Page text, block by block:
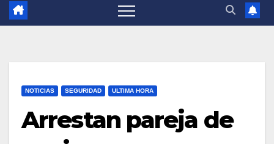
NOTICIAS SEGURIDAD ULTIMA HORA
Arrestan pareja de